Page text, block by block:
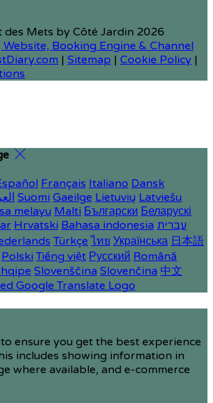
des Mets by Côté Jardin 2026
Booking Engine & Channel
| Sitemap | Cookie Policy |
Français Italiano Dansk
Suomi Gaeilge Lietuvių Latviešu
melayu Malti Български Беларускі
Hrvatski Bahasa indonesia עברית
Türkçe ไทย Українська 日本語
Polski Tiếng việt Русский Română
Slovenščina Slovenčina 中文
ensure you get the best experience
includes showing information in
where available, and e-commerce